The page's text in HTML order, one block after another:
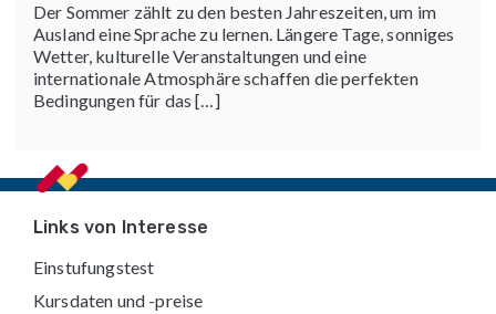
Der Sommer zählt zu den besten Jahreszeiten, um im
Ausland eine Sprache zu lernen. Längere Tage, sonniges
Wetter, kulturelle Veranstaltungen und eine
internationale Atmosphäre schaffen die perfekten
Bedingungen für das […]
FooterLinks von Interesse
Einstufungstest
Kursdaten und -preise